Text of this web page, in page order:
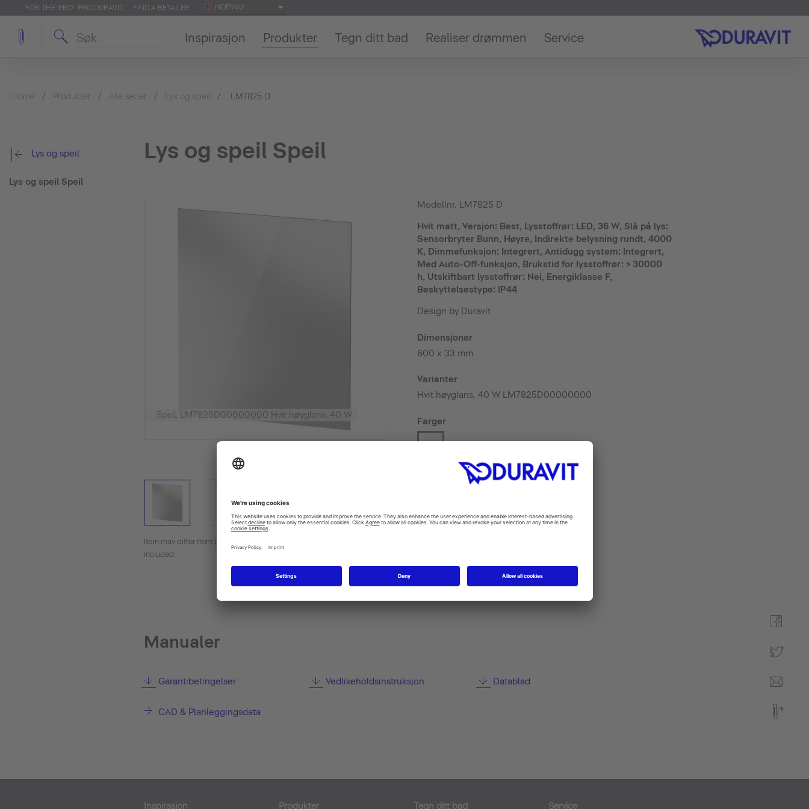
FOR THE 'PRO': PRO.DURAVIT FIND A RETAILER NORWAY
Inspirasjon Produkter Tegn ditt bad Realiser drømmen Service
Home Produkter Alle serier Lys og speil LM7825 D
Lys og speil
Lys og speil Speil
Lys og speil Speil
Speil, LM7825D00000000 Hvit høyglans, 40 W
Item may differ from picture. Decorations and accessories are not
included.
Modellnr. LM7825 D
Hvit matt, Versjon: Best, Lysstoffrør: LED, 36 W, Slå på lys:
Sensorbryter Bunn, Høyre, Indirekte belysning rundt, 4000
K, Dimmefunksjon: Integrert, Antidugg system: Integrert,
Med Auto-Off-funksjon, Brukstid for lysstoffrør: > 30000
h, Utskiftbart lysstoffrør: Nei, Energiklasse F,
Beskyttelsestype: IP44
Design by Duravit
Dimensjoner
600 x 33 mm
Varianter
Hvit høyglans, 40 W LM7825D00000000
Farger
Manualer
Garantibetingelser Vedlikeholdsinstruksjon Datablad
CAD & Planleggingsdata
Inspirasjon Produkter Tegn ditt bad Service